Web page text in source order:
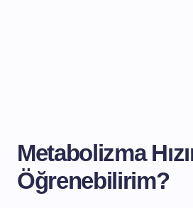
Metabolizma
Öğrenebilirim?